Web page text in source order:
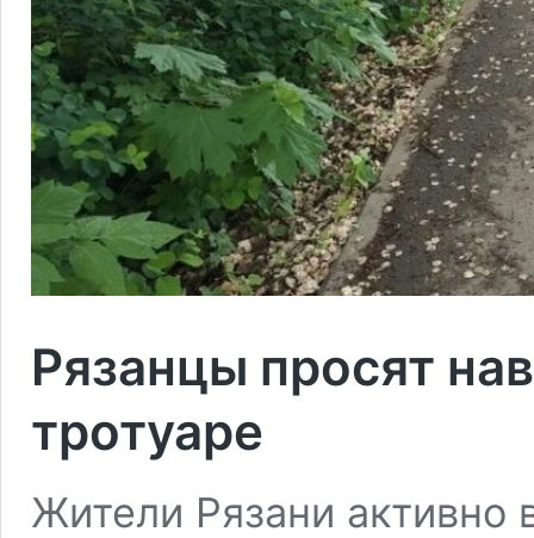
Рязанцы просят
тротуаре
Жители Рязани активно